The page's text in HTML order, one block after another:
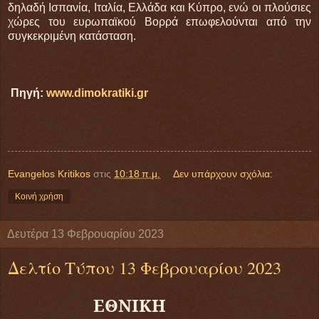
δηλαδή Ισπανία, Ιταλία, Ελλάδα και Κύπρο, ενώ οι πλούσιες
χώρες του ευρωπαϊκού Βορρά επωφελούνται από την
συγκεκριμένη κατάσταση.
Πηγή: www.dimokratiki.gr
Evangelos Kritikos στις 10:18 π.μ. Δεν υπάρχουν σχόλια:
Κοινή χρήση
Δευτέρα 13 Φεβρουαρίου 2023
Δελτίο Τύπου 13 Φεβρουαρίου 2023
ΕΘΝΙΚΗ